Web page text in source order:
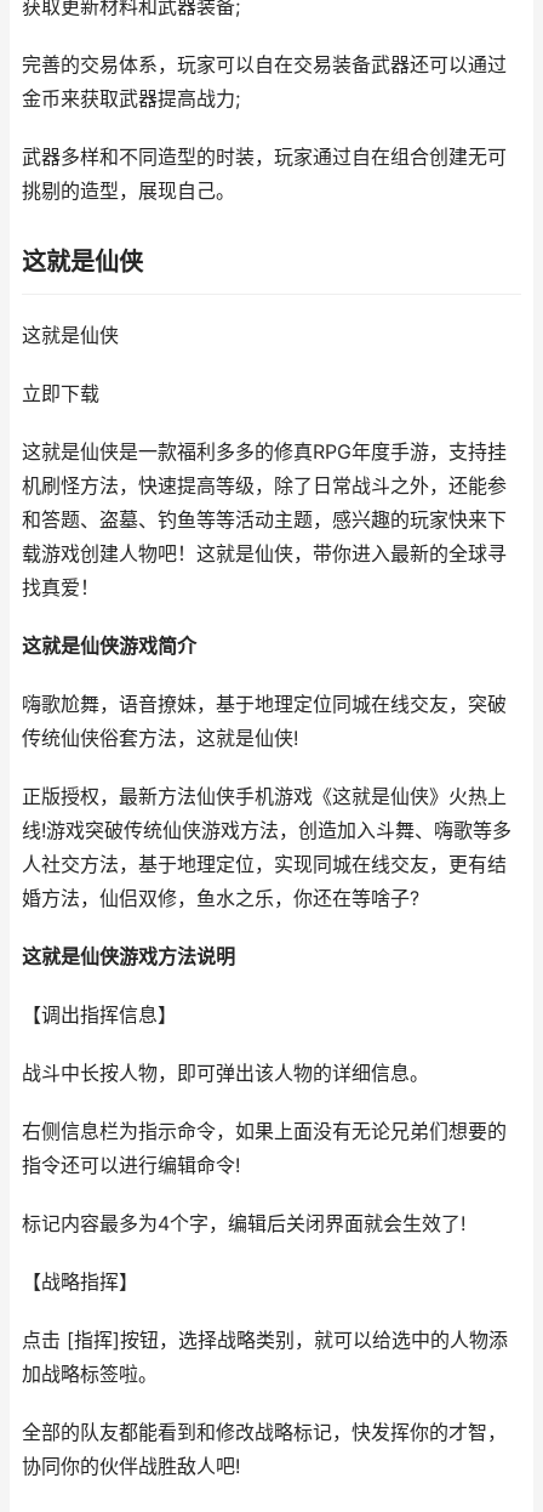
获取更新材料和武器装备;
完善的交易体系，玩家可以自在交易装备武器还可以通过
金币来获取武器提高战力;
武器多样和不同造型的时装，玩家通过自在组合创建无可
挑剔的造型，展现自己。
这就是仙侠
这就是仙侠
立即下载
这就是仙侠是一款福利多多的修真RPG年度手游，支持挂
机刷怪方法，快速提高等级，除了日常战斗之外，还能参
和答题、盗墓、钓鱼等等活动主题，感兴趣的玩家快来下
载游戏创建人物吧！这就是仙侠，带你进入最新的全球寻
找真爱！
这就是仙侠游戏简介
嗨歌尬舞，语音撩妹，基于地理定位同城在线交友，突破
传统仙侠俗套方法，这就是仙侠!
正版授权，最新方法仙侠手机游戏《这就是仙侠》火热上
线!游戏突破传统仙侠游戏方法，创造加入斗舞、嗨歌等多
人社交方法，基于地理定位，实现同城在线交友，更有结
婚方法，仙侣双修，鱼水之乐，你还在等啥子?
这就是仙侠游戏方法说明
【调出指挥信息】
战斗中长按人物，即可弹出该人物的详细信息。
右侧信息栏为指示命令，如果上面没有无论兄弟们想要的
指令还可以进行编辑命令!
标记内容最多为4个字，编辑后关闭界面就会生效了!
【战略指挥】
点击 [指挥]按钮，选择战略类别，就可以给选中的人物添
加战略标签啦。
全部的队友都能看到和修改战略标记，快发挥你的才智，
协同你的伙伴战胜敌人吧!